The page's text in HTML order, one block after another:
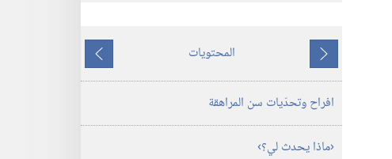
٨‏ ‏‎تموز/
يوليو‏
‎٢٠٠٤
ما
يسبق
المحتويات
ما
يلي
افراح وتحدّيات سن المراهقة
‏‹ماذا يحدث لي؟‏›‏